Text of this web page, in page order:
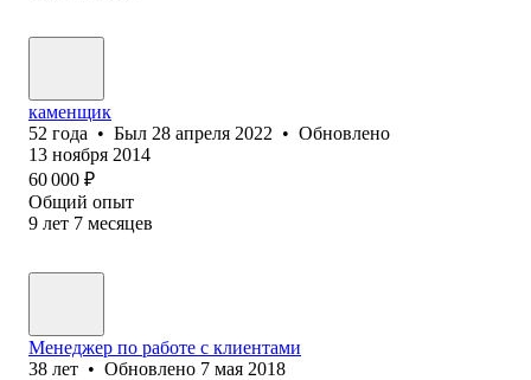
каменщик
52 года • Был 28 апреля 2022 • Обновлено
13 ноября 2014
60 000 ₽
Общий опыт
9 лет 7 месяцев
Менеджер по работе с клиентами
38 лет • Обновлено 7 мая 2018